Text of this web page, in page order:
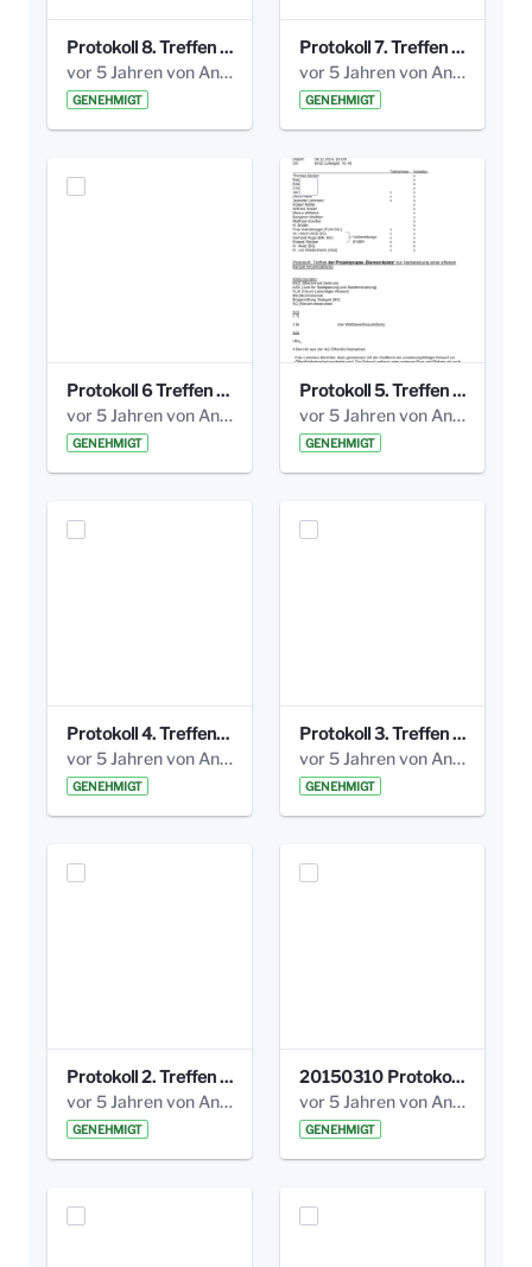
Protokoll 8. Treffen 20150330 AG Bismarckplatz.pdf
vor 5 Jahren von Anni Schlumberger
GENEHMIGT
Protokoll 7. Treffen 20150308 AG Bismarckplatz.pdf
vor 5 Jahren von Anni Schlumberger
GENEHMIGT
Protokoll 6 Treffen 20150205 AG Bismarckplatz.pdf
vor 5 Jahren von Anni Schlumberger
GENEHMIGT
Protokoll 5. Treffen 20141208 AG Bismarkplatz.pdf
vor 5 Jahren von Anni Schlumberger
GENEHMIGT
Protokoll 4. Treffen_20141113 AG Bismarckplatz.pdf
vor 5 Jahren von Anni Schlumberger
GENEHMIGT
Protokoll 3. Treffen 20141016 AG Bismarckplatz.pdf
vor 5 Jahren von Anni Schlumberger
GENEHMIGT
Protokoll 2. Treffen 20140315 AG Bismarckplatz.pdf
vor 5 Jahren von Anni Schlumberger
GENEHMIGT
20150310 Protokoll Bismarckplatz_UrbanG_02.pdf
vor 5 Jahren von Anni Schlumberger
GENEHMIGT